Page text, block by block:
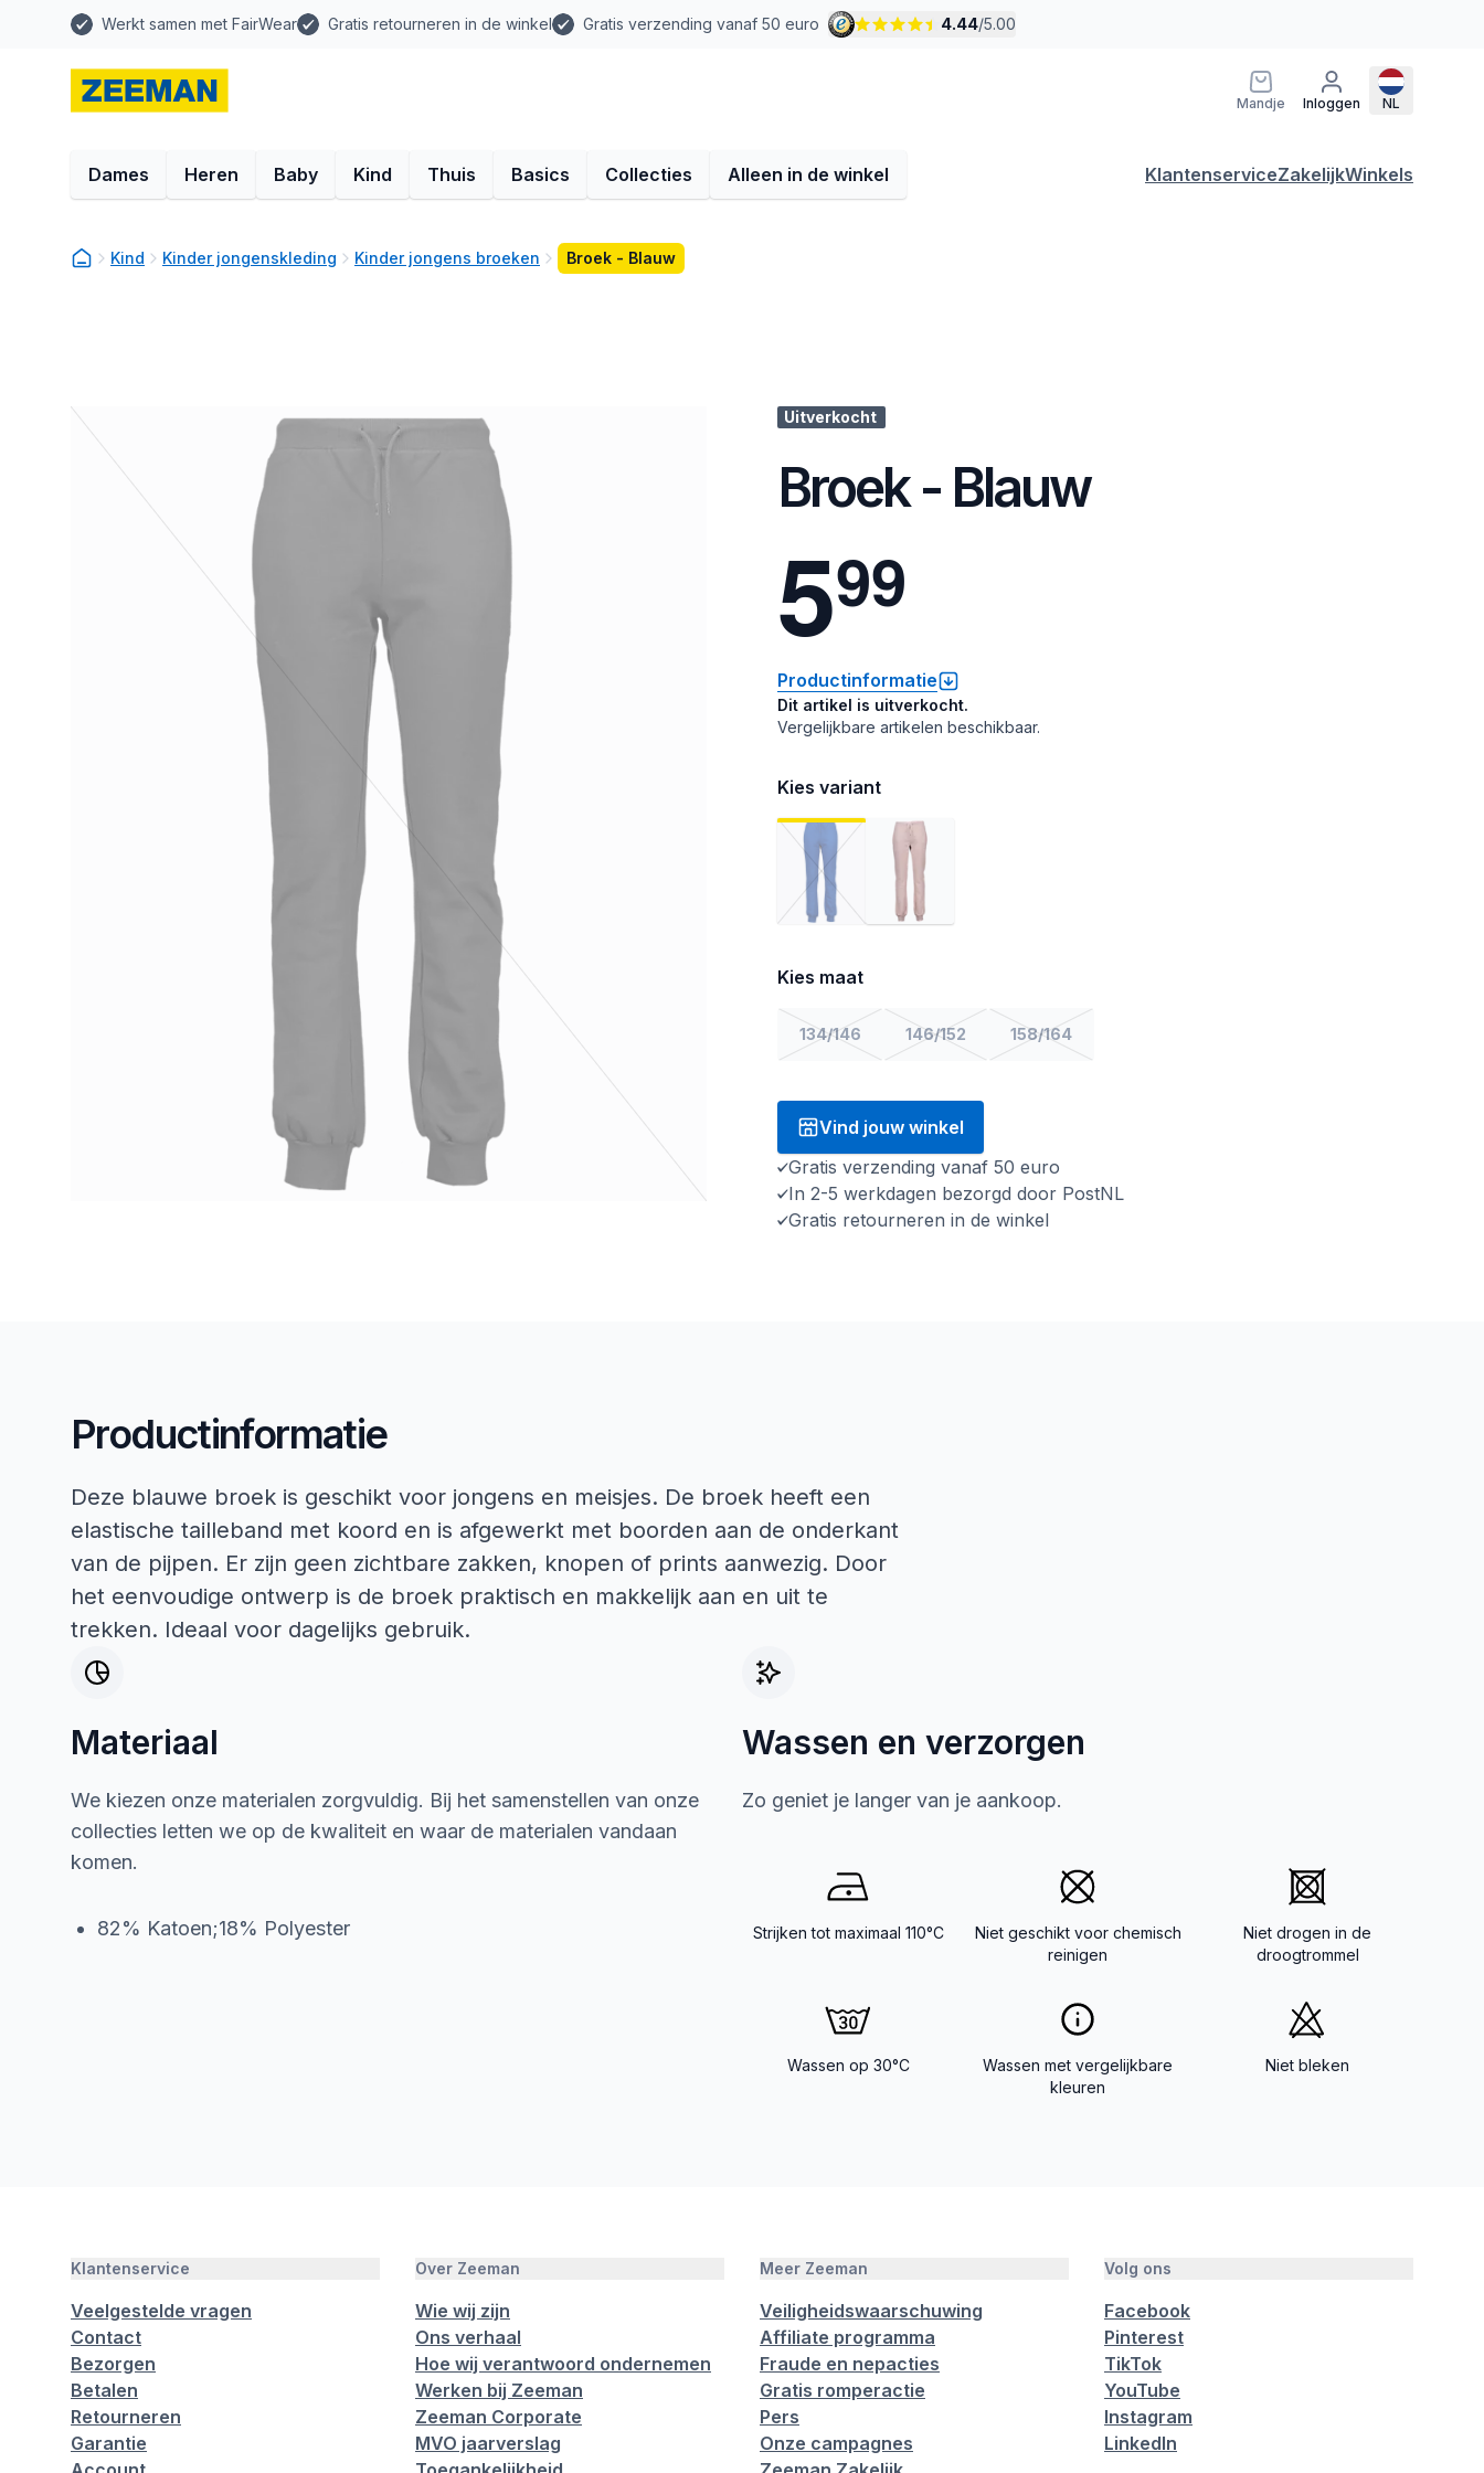
Werkt samen met FairWear Gratis retourneren in de winkel Gratis verzending vanaf 50 euro 4.44/5.00
Mandje Inloggen NL
Dames Heren Baby Kind Thuis Basics Collecties Alleen in de winkel KlantenserviceZakelijkWinkels
Kind Kinder jongenskleding Kinder jongens broeken Broek - Blauw
Uitverkocht
Broek - Blauw
599
Productinformatie
Dit artikel is uitverkocht.
Vergelijkbare artikelen beschikbaar.
Kies variant
Kies maat
134/146 146/152 158/164
Vind jouw winkel
Gratis verzending vanaf 50 euro
In 2-5 werkdagen bezorgd door PostNL
Gratis retourneren in de winkel
Productinformatie
Deze blauwe broek is geschikt voor jongens en meisjes. De broek heeft een
elastische tailleband met koord en is afgewerkt met boorden aan de onderkant
van de pijpen. Er zijn geen zichtbare zakken, knopen of prints aanwezig. Door
het eenvoudige ontwerp is de broek praktisch en makkelijk aan en uit te
trekken. Ideaal voor dagelijks gebruik.
Materiaal
We kiezen onze materialen zorgvuldig. Bij het samenstellen van onze
collecties letten we op de kwaliteit en waar de materialen vandaan
komen.
82% Katoen;18% Polyester
Wassen en verzorgen
Zo geniet je langer van je aankoop.
Strijken tot maximaal 110°C
Niet geschikt voor chemisch
reinigen
Niet drogen in de
droogtrommel
Wassen op 30°C
Wassen met vergelijkbare
kleuren
Niet bleken
Klantenservice
Veelgestelde vragen
Contact
Bezorgen
Betalen
Retourneren
Garantie
Over Zeeman
Wie wij zijn
Ons verhaal
Hoe wij verantwoord ondernemen
Werken bij Zeeman
Zeeman Corporate
MVO jaarverslag
Meer Zeeman
Veiligheidswaarschuwing
Affiliate programma
Fraude en nepacties
Gratis romperactie
Pers
Onze campagnes
Volg ons
Facebook
Pinterest
TikTok
YouTube
Instagram
LinkedIn